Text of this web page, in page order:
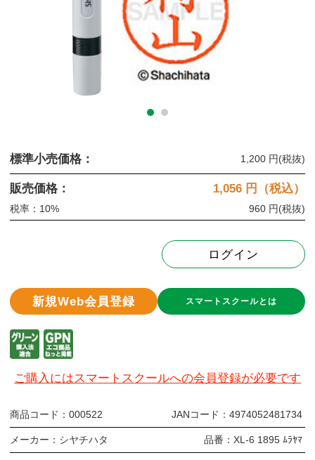
標準小売価格： 1,200 円(税抜)
販売価格： 1,056 円（税込）
税率：10% 960 円(税抜)
ログイン
新規Web会員登録 スマートスクールとは
ご購入にはスマートスクールへの会員登録が必要です
商品コード： 000522 JANコード： 4974052481734
メーカー： シヤチハタ 品番： XL-6 1895 ﾑﾗﾔﾏ